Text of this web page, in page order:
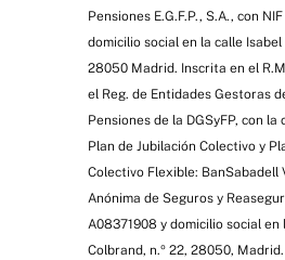
Pensiones E.G.F.P., S.A., con
domicilio social en la calle Isabel
28050 Madrid. Inscrita en el
el Reg. de Entidades Gestoras
Pensiones de la DGSyFP, con la
Plan de Jubilación Colectivo y
Colectivo Flexible: BanSabadell
Anónima de Seguros y
A08371908 y domicilio social en
Colbrand, n.º 22, 28050,